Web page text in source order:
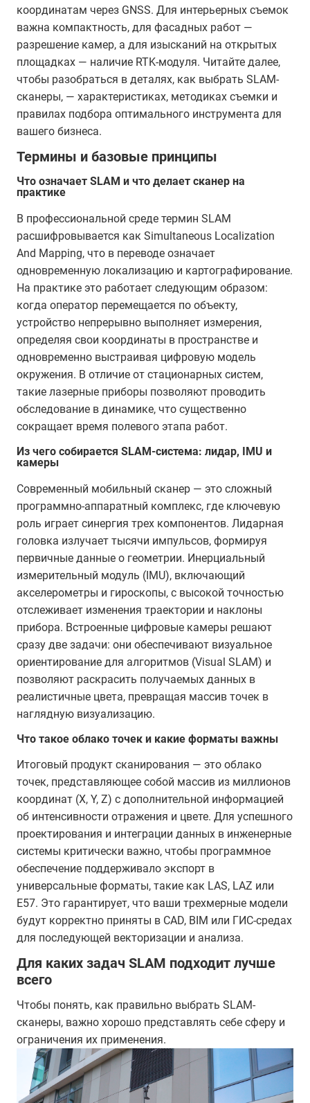
координатам через GNSS. Для интерьерных съемок
важна компактность, для фасадных работ —
разрешение камер, а для изысканий на открытых
площадках — наличие RTK-модуля. Читайте далее,
чтобы разобраться в деталях, как выбрать SLAM-
сканеры, — характеристиках, методиках съемки и
правилах подбора оптимального инструмента для
вашего бизнеса.
Термины и базовые принципы
Что означает SLAM и что делает сканер на
практике
В профессиональной среде термин SLAM
расшифровывается как Simultaneous Localization
And Mapping, что в переводе означает
одновременную локализацию и картографирование.
На практике это работает следующим образом:
когда оператор перемещается по объекту,
устройство непрерывно выполняет измерения,
определяя свои координаты в пространстве и
одновременно выстраивая цифровую модель
окружения. В отличие от стационарных систем,
такие лазерные приборы позволяют проводить
обследование в динамике, что существенно
сокращает время полевого этапа работ.
Из чего собирается SLAM-система: лидар, IMU и
камеры
Современный мобильный сканер — это сложный
программно-аппаратный комплекс, где ключевую
роль играет синергия трех компонентов. Лидарная
головка излучает тысячи импульсов, формируя
первичные данные о геометрии. Инерциальный
измерительный модуль (IMU), включающий
акселерометры и гироскопы, с высокой точностью
отслеживает изменения траектории и наклоны
прибора. Встроенные цифровые камеры решают
сразу две задачи: они обеспечивают визуальное
ориентирование для алгоритмов (Visual SLAM) и
позволяют раскрасить получаемых данных в
реалистичные цвета, превращая массив точек в
наглядную визуализацию.
Что такое облако точек и какие форматы важны
Итоговый продукт сканирования — это облако
точек, представляющее собой массив из миллионов
координат (X, Y, Z) с дополнительной информацией
об интенсивности отражения и цвете. Для успешного
проектирования и интеграции данных в инженерные
системы критически важно, чтобы программное
обеспечение поддерживало экспорт в
универсальные форматы, такие как LAS, LAZ или
E57. Это гарантирует, что ваши трехмерные модели
будут корректно приняты в CAD, BIM или ГИС-средах
для последующей векторизации и анализа.
Для каких задач SLAM подходит лучше
всего
Чтобы понять, как правильно выбрать SLAM-
сканеры, важно хорошо представлять себе сферу и
ограничения их применения.